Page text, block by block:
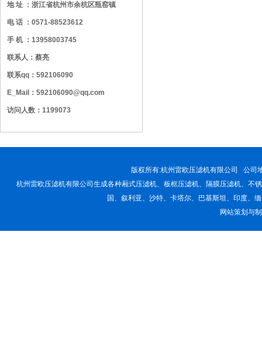
地 址 ：浙江省杭州市余杭区瓶窑镇
电 话 ：0571-88523612
手 机 ：13958003745
联系人：蔡亮
联系qq：592106090
E_Mail：592106090@qq.com
访问人数：1199073
版权所有:杭州雷欧压滤机有限公司
公司
杭州雷欧压滤机有限公司生成各种厢式压滤机、板框压滤机、隔膜压滤机、
国、叙利亚、沙特、卡塔尔、巴基斯坦、印度、
网站策划与